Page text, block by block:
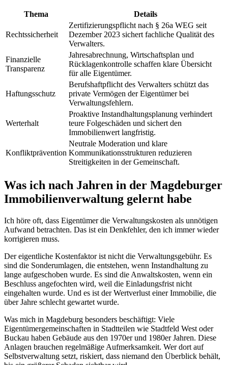
Thema Details
Rechtssicherheit
Zertifizierungspflicht nach § 26a WEG seit
Dezember 2023 sichert fachliche Qualität des
Verwalters.
Finanzielle
Transparenz
Jahresabrechnung, Wirtschaftsplan und
Rücklagenkontrolle schaffen klare Übersicht
für alle Eigentümer.
Haftungsschutz
Berufshaftpflicht des Verwalters schützt das
private Vermögen der Eigentümer bei
Verwaltungsfehlern.
Werterhalt
Proaktive Instandhaltungsplanung verhindert
teure Folgeschäden und sichert den
Immobilienwert langfristig.
Konfliktprävention
Neutrale Moderation und klare
Kommunikationsstrukturen reduzieren
Streitigkeiten in der Gemeinschaft.
Was ich nach Jahren in der Magdeburger
Immobilienverwaltung gelernt habe
Ich höre oft, dass Eigentümer die Verwaltungskosten als unnötigen
Aufwand betrachten. Das ist ein Denkfehler, den ich immer wieder
korrigieren muss.
Der eigentliche Kostenfaktor ist nicht die Verwaltungsgebühr. Es
sind die Sonderumlagen, die entstehen, wenn Instandhaltung zu
lange aufgeschoben wurde. Es sind die Anwaltskosten, wenn ein
Beschluss angefochten wird, weil die Einladungsfrist nicht
eingehalten wurde. Und es ist der Wertverlust einer Immobilie, die
über Jahre schlecht gewartet wurde.
Was mich in Magdeburg besonders beschäftigt: Viele
Eigentümergemeinschaften in Stadtteilen wie Stadtfeld West oder
Buckau haben Gebäude aus den 1970er und 1980er Jahren. Diese
Anlagen brauchen regelmäßige Aufmerksamkeit. Wer dort auf
Selbstverwaltung setzt, riskiert, dass niemand den Überblick behält,